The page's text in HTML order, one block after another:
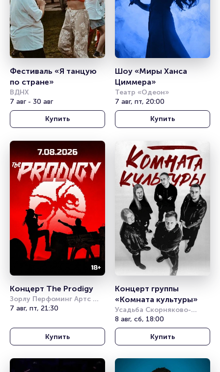
Фестиваль «Я танцую
по стране»
ВДНХ
7 авг - 30 авг
Купить
Шоу «Миры Ханса
Циммера»
Театр «Одеон»
7 авг, пт, 20:00
Купить
Концерт The Prodigy
Зорлу Перфоминг Артс
Центер (Zorlu Performing
7 авг, пт, 21:30
Купить
Концерт группы
«Комната культуры»
Усадьба Скорняково-
Архангельское
8 авг, сб, 18:00
Купить